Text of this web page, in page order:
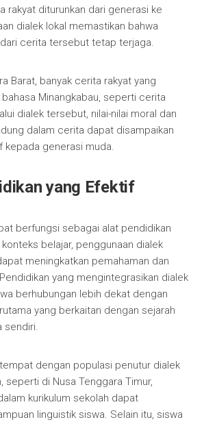
rakyat diturunkan dari generasi ke
dialek lokal memastikan bahwa
cerita tersebut tetap terjaga.
Barat, banyak cerita rakyat yang
Minangkabau, seperti cerita
dialek tersebut, nilai-nilai moral dan
dalam cerita dapat disampaikan
kepada generasi muda.
yang Efektif
berfungsi sebagai alat pendidikan
belajar, penggunaan dialek
meningkatkan pemahaman dan
yang mengintegrasikan dialek
berhubungan lebih dekat dengan
yang berkaitan dengan sejarah
sendiri.
dengan populasi penutur dialek
seperti di Nusa Tenggara Timur,
kurikulum sekolah dapat
linguistik siswa. Selain itu, siswa